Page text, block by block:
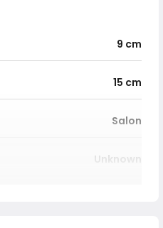
9 cm
15 cm
Salon
Unknown